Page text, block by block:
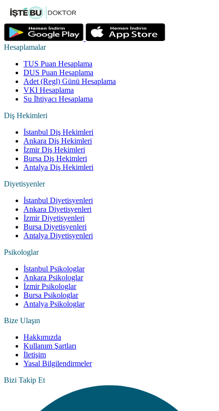
Hesaplamalar
TUS Puan Hesaplama
DUS Puan Hesaplama
Adet (Regl) Günü Hesaplama
VKI Hesaplama
Su İhtiyacı Hesaplama
Diş Hekimleri
İstanbul Diş Hekimleri
Ankara Diş Hekimleri
İzmir Diş Hekimleri
Bursa Diş Hekimleri
Antalya Diş Hekimleri
Diyetisyenler
İstanbul Diyetisyenleri
Ankara Diyetisyenleri
İzmir Diyetisyenleri
Bursa Diyetisyenleri
Antalya Diyetisyenleri
Psikologlar
İstanbul Psikologlar
Ankara Psikologlar
İzmir Psikologlar
Bursa Psikologlar
Antalya Psikologlar
Bize Ulaşın
Hakkımızda
Kullanım Şartları
İletişim
Yasal Bilgilendirmeler
Bizi Takip Et